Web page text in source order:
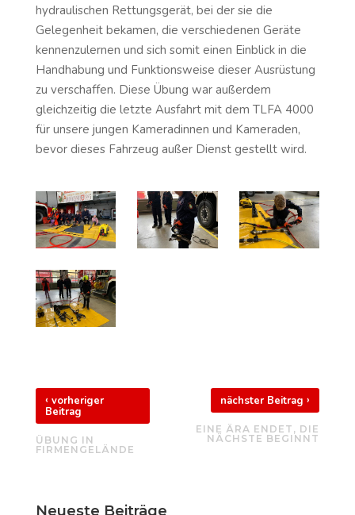
hydraulischen Rettungsgerät, bei der sie die
Gelegenheit bekamen, die verschiedenen Geräte
kennenzulernen und sich somit einen Einblick in die
Handhabung und Funktionsweise dieser Ausrüstung
zu verschaffen. Diese Übung war außerdem
gleichzeitig die letzte Ausfahrt mit dem TLFA 4000
für unsere jungen Kameradinnen und Kameraden,
bevor dieses Fahrzeug außer Dienst gestellt wird.
‹ vorheriger
Beitrag
ÜBUNG IN
FIRMENGELÄNDE
nächster Beitrag›
EINE ÄRA ENDET, DIE
NÄCHSTE BEGINNT
Neueste Beiträge